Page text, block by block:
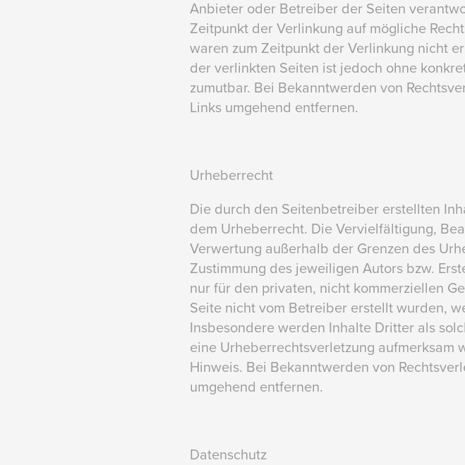
Anbieter oder Betreiber der Seiten
Zeitpunkt der Verlinkung auf mögliche
waren zum Zeitpunkt der Verlinkung nicht
der verlinkten Seiten ist jedoch ohne
zumutbar. Bei Bekanntwerden von
Links umgehend entfernen.
Urheberrecht
Die durch den Seitenbetreiber erstellten
dem Urheberrecht. Die Vervielfältigung,
Verwertung außerhalb der Grenzen des
Zustimmung des jeweiligen Autors bzw.
nur für den privaten, nicht kommerziellen
Seite nicht vom Betreiber erstellt wurden,
Insbesondere werden Inhalte Dritter als
eine Urheberrechtsverletzung
Hinweis. Bei Bekanntwerden von
umgehend entfernen.
Datenschutz